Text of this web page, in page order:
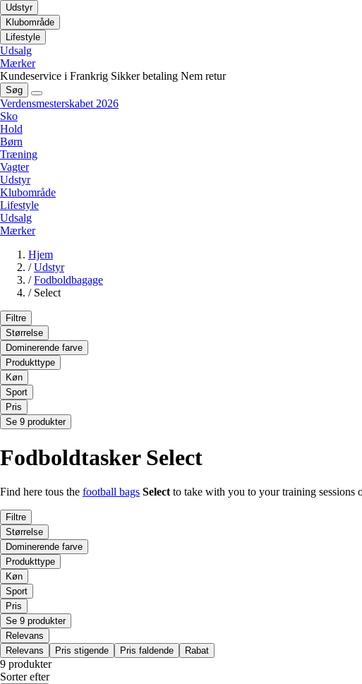
Udstyr
Klubområde
Lifestyle
Udsalg
Mærker
Kundeservice i Frankrig Sikker betaling Nem retur
Søg
Verdensmesterskabet 2026
Sko
Hold
Børn
Træning
Vagter
Udstyr
Klubområde
Lifestyle
Udsalg
Mærker
Hjem
/ Udstyr
/ Fodboldbagage
/ Select
Filtre
Størrelse
Dominerende farve
Produkttype
Køn
Sport
Pris
Se 9 produkter
Fodboldtasker Select
Find here tous the football bags Select to take with you to your training sessions
Filtre
Størrelse
Dominerende farve
Produkttype
Køn
Sport
Pris
Se 9 produkter
Relevans
Relevans
Pris stigende Pris faldende Rabat
9 produkter
Sorter efter